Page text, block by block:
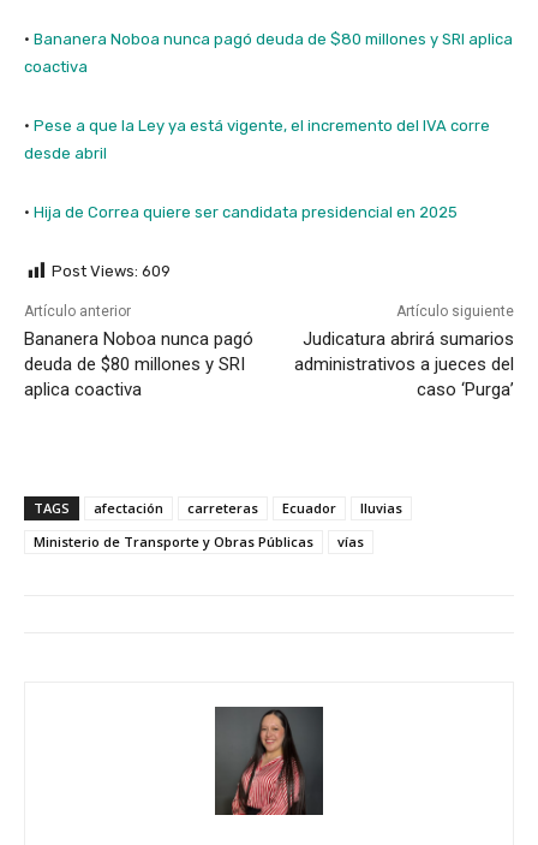
· Bananera Noboa nunca pagó deuda de $80 millones y SRI aplica
coactiva
· Pese a que la Ley ya está vigente, el incremento del IVA corre
desde abril
· Hija de Correa quiere ser candidata presidencial en 2025
Post Views: 609
Artículo anterior
Bananera Noboa nunca pagó
deuda de $80 millones y SRI
aplica coactiva
Artículo siguiente
Judicatura abrirá sumarios
administrativos a jueces del
caso ‘Purga’
TAGS afectación carreteras Ecuador
lluvias
Ministerio de Transporte y Obras Públicas
vías